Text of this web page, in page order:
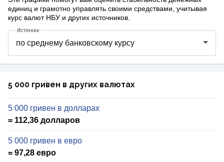
единиц и грамотно управлять своими средствами, учитывая
курс валют НБУ и других источников.
Источник
5 000 гривен в других валютах
5 000 гривен в долларах
= 112,36 долларов
5 000 гривен в евро
= 97,28 евро